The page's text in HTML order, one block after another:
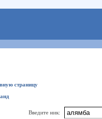
страницу
Введите ник: